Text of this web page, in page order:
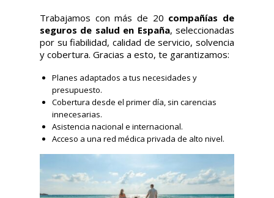
Trabajamos con más de 20 compañías de
seguros de salud en España, seleccionadas
por su fiabilidad, calidad de servicio, solvencia
y cobertura. Gracias a esto, te garantizamos:
Planes adaptados a tus necesidades y
presupuesto.
Cobertura desde el primer día, sin carencias
innecesarias.
Asistencia nacional e internacional.
Acceso a una red médica privada de alto nivel.
Presupuesto seguros de